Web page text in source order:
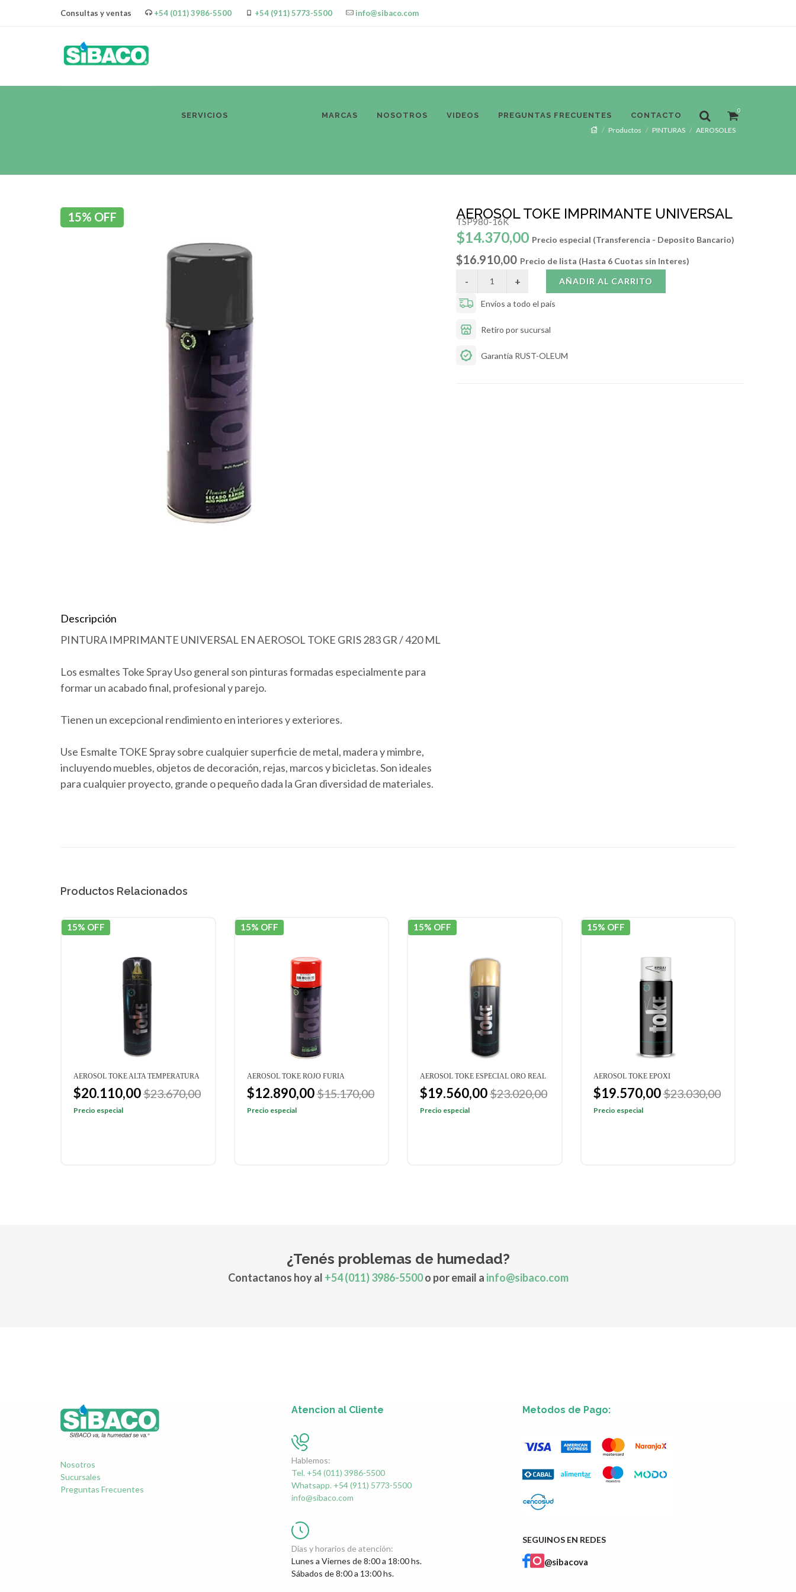
Consultas y ventas +54 (011) 3986-5500 +54 (911) 5773-5500 info@sibaco.com
SERVICIOS MARCAS NOSOTROS VIDEOS PREGUNTAS FRECUENTES CONTACTO
0
Productos PINTURAS AEROSOLES
15% OFF
Descripción
PINTURA IMPRIMANTE UNIVERSAL EN AEROSOL TOKE GRIS 283 GR / 420 ML
Los esmaltes Toke Spray Uso general son pinturas formadas especialmente para
formar un acabado final, profesional y parejo.
Tienen un excepcional rendimiento en interiores y exteriores.
Use Esmalte TOKE Spray sobre cualquier superficie de metal, madera y mimbre,
incluyendo muebles, objetos de decoración, rejas, marcos y bicicletas. Son ideales
para cualquier proyecto, grande o pequeño dada la Gran diversidad de materiales.
AEROSOL TOKE IMPRIMANTE UNIVERSAL
TSP980-16K
$14.370,00 Precio especial (Transferencia - Deposito Bancario)
$16.910,00 Precio de lista (Hasta 6 Cuotas sin Interes)
AÑADIR AL CARRITO
Envíos a todo el país
Retiro por sucursal
Garantía RUST-OLEUM
Productos Relacionados
15% OFF
AEROSOL TOKE ALTA TEMPERATURA
$20.110,00$23.670,00
Precio especial
15% OFF
AEROSOL TOKE ROJO FURIA
$12.890,00$15.170,00
Precio especial
15% OFF
AEROSOL TOKE ESPECIAL ORO REAL
$19.560,00$23.020,00
Precio especial
15% OFF
AEROSOL TOKE EPOXI
$19.570,00$23.030,00
Precio especial
¿Tenés problemas de humedad?
Contactanos hoy al +54 (011) 3986-5500o por email a info@sibaco.com
Nosotros
Sucursales
Preguntas Frecuentes
Atencion al Cliente
Hablemos:
Tel. +54 (011) 3986-5500
Whatsapp. +54 (911) 5773-5500
info@sibaco.com
Días y horarios de atención:
Lunes a Viernes de 8:00 a 18:00 hs.
Sábados de 8:00 a 13:00 hs.
Metodos de Pago:
SEGUINOS EN REDES
@sibacova